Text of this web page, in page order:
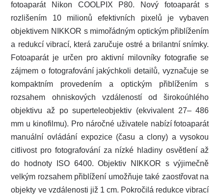
fotoaparát Nikon COOLPIX P80. Nový fotoaparát s
rozlišením 10 milionů efektivních pixelů je vybaven
objektivem NIKKOR s mimořádným optickým přiblížením
a redukcí vibrací, která zaručuje ostré a brilantní snímky.
Fotoaparát je určen pro aktivní milovníky fotografie se
zájmem o fotografování jakýchkoli detailů, vyznačuje se
kompaktním provedením a optickým přiblížením s
rozsahem ohniskových vzdáleností od širokoúhlého
objektivu až po superteleobjektiv (ekvivalent 27– 486
mm u kinofilmu). Pro náročné uživatele nabízí fotoaparát
manuální ovládání expozice (času a clony) a vysokou
citlivost pro fotografování za nízké hladiny osvětlení až
do hodnoty ISO 6400. Objektiv NIKKOR s výjimečně
velkým rozsahem přiblížení umožňuje také zaostřovat na
objekty ve vzdálenosti již 1 cm. Pokročilá redukce vibrací